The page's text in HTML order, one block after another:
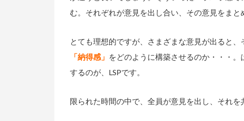
む。それぞれが意見を出し合い、その意見をまと
とても理想的ですが、さまざまな意見が出ると
「納得感」 をどのように構築させるのか・・・
するのが、LSPです。
限られた時間の中で、全員が意見を出し、それを